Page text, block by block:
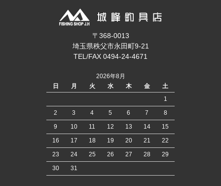
〒368-0013
埼玉県秩父市永田町9-21
TEL/FAX 0494-24-4671
2026年8月
日
月 火 水 木 金
土
1
2
3 4 5 6 7
8
9
10 11 12 13 14
15
16
17 18 19 20 21
22
23
24 25 26 27 28
29
30
31